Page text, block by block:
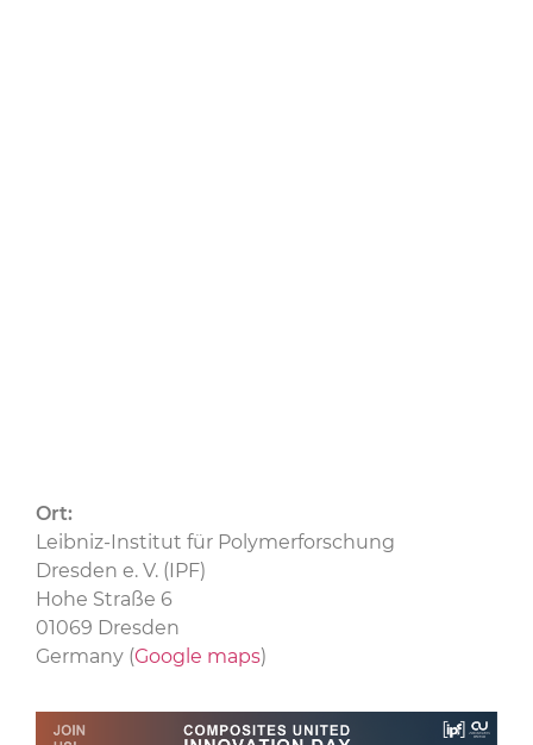
Ort:
Leibniz-Institut für Polymerforschung
Dresden e. V. (IPF)
Hohe Straße 6
01069 Dresden
Germany (Google maps)